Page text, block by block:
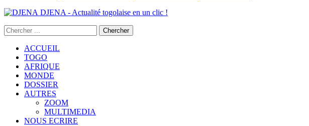
DJENA - Actualité togolaise en un clic !
ACCUEIL
TOGO
AFRIQUE
MONDE
DOSSIER
AUTRES
ZOOM
MULTIMEDIA
NOUS ECRIRE